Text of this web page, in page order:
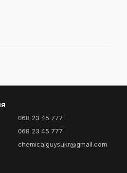
068 23 45 777
068 23 45 777
chemicalguysukr@gmail.com